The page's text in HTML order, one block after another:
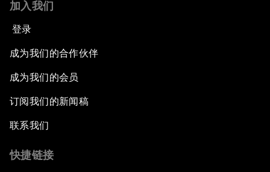
加入我们
登录
成为我们的合作伙伴
成为我们的会员
订阅我们的新闻稿
联系我们
快捷链接